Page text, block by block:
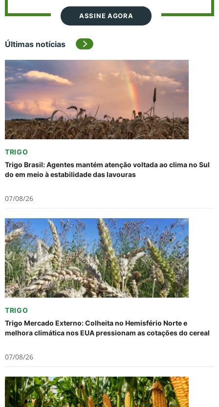
ASSINE AGORA
Últimas notícias
TRIGO
Trigo Brasil: Agentes mantém atenção voltada ao clima no Sul
do em meio à estabilidade das lavouras
07/08/26
TRIGO
Trigo Mercado Externo: Colheita no Hemisfério Norte e
melhora climática nos EUA pressionam as cotações do cereal
07/08/26